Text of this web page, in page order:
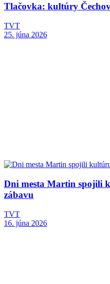
Tlačovka: kultúry
TVT
25. júna 2026
Dni mesta Martin spojili
zábavu
TVT
16. júna 2026